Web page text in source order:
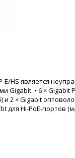
E/HS является
Gigabit. • 6 × Gigabit
и 2 × Gigabit
для Hi-PoE-портов